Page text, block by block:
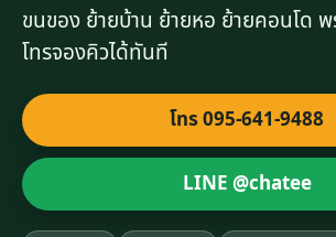
ขนของ ย้ายบ้าน ย้ายหอ ย้ายคอนโด
โทรจองคิวได้ทันที
โทร 095-641-9488
LINE @chatee